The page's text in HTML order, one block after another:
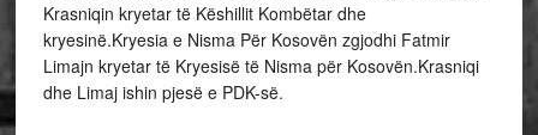
Krasniqin kryetar të Këshillit Kombëtar dhe
kryesinë.Kryesia e Nisma Për Kosovën zgjodhi Fatmir
Limajn kryetar të Kryesisë të Nisma për Kosovën.Krasniqi
dhe Limaj ishin pjesë e PDK-së.